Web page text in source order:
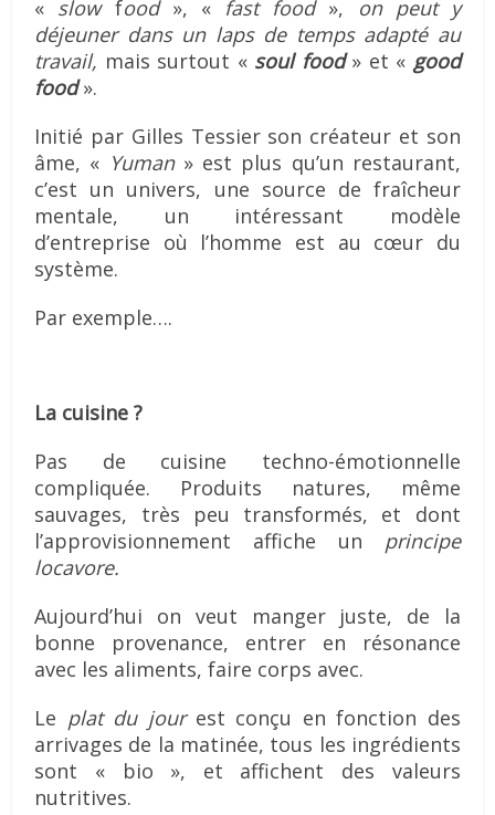
« slowfood», « fast food »,
on peut y
déjeuner dans un laps de temps adapté au
travail, mais surtout « soul food» et « good
food ».
Initié par Gilles Tessier son créateur et son
âme, « Yuman» est plus qu’un restaurant,
c’est un univers, une source de fraîcheur
mentale, un intéressant modèle
d’entreprise où l’homme est au cœur du
système.
Par exemple….
La cuisine ?
Pas de cuisine techno-émotionnelle
compliquée. Produits natures, même
sauvages, très peu transformés, et dont
l’approvisionnement affiche un principe
locavore.
Aujourd’hui on veut manger juste, de la
bonne provenance, entrer en résonance
avec les aliments, faire corps avec.
Le plat du jourest conçu en fonction des
arrivages de la matinée, tous les ingrédients
sont « bio », et affichent des valeurs
nutritives.